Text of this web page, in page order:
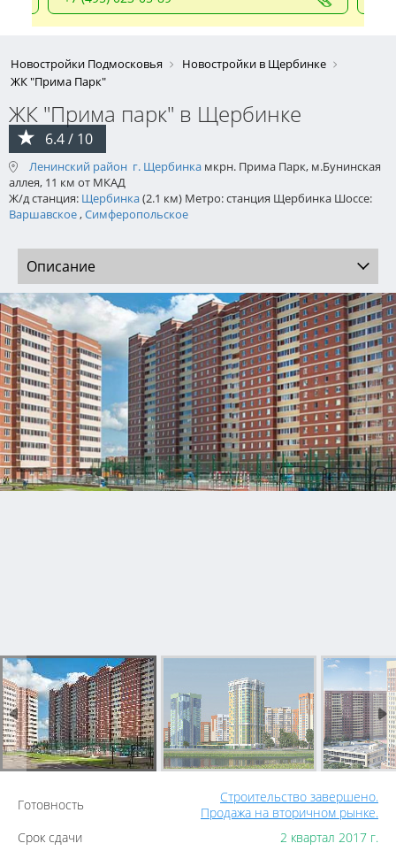
Новостройки Подмосковья
Новостройки в Щербинке
ЖК "Прима Парк"
ЖК "Прима парк" в Щербинке
6.4 / 10
Ленинский район г. Щербинка мкрн. Прима Парк, м.Бунинская
аллея, 11 км от МКАД
Ж/д станция: Щербинка(2.1 км) Метро: станция Щербинка Шоссе:
Варшавское,Симферопольское
Описание
Готовность
Строительство завершено.
Продажа на вторичном рынке.
Срок сдачи
2 квартал 2017 г.